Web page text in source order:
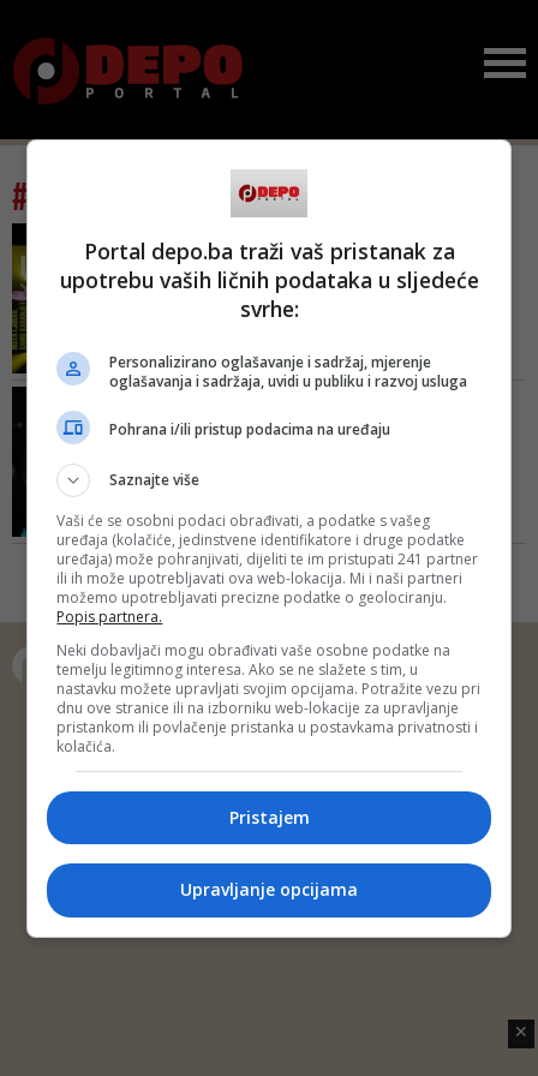
#tag: klupska scena
KVALITETNOG ZVUKA I
ZABAVE
'Jazzbina': Athe...
Smještena u samom centru
destinacija svih profila urbanih
PROVOD ZAGARANTOVAN
Dođite, pogledajte, slušajte i
uživajte. BluesA will rise
Copyright © 2014 Depo Portal
Impressum
Kontakt Marketing
Privatnost korisnika
✕
Portal depo.ba traži vaš pristanak za
upotrebu vaših ličnih podataka u sljedeće
svrhe:
Personalizirano oglašavanje i sadržaj, mjerenje
oglašavanja i sadržaja, uvidi u publiku i razvoj usluga
Pohrana i/ili pristup podacima na uređaju
Saznajte više
Vaši će se osobni podaci obrađivati, a podatke s vašeg
uređaja (kolačiće, jedinstvene identifikatore i druge podatke
uređaja) može pohranjivati, dijeliti te im pristupati 241 partner
ili ih može upotrebljavati ova web-lokacija. Mi i naši partneri
možemo upotrebljavati precizne podatke o geolociranju.
Popis partnera.
Neki dobavljači mogu obrađivati vaše osobne podatke na
temelju legitimnog interesa. Ako se ne slažete s tim, u
nastavku možete upravljati svojim opcijama. Potražite vezu pri
dnu ove stranice ili na izborniku web-lokacije za upravljanje
pristankom ili povlačenje pristanka u postavkama privatnosti i
kolačića.
Pristajem
Upravljanje opcijama